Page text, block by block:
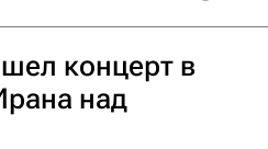
концерт в
над